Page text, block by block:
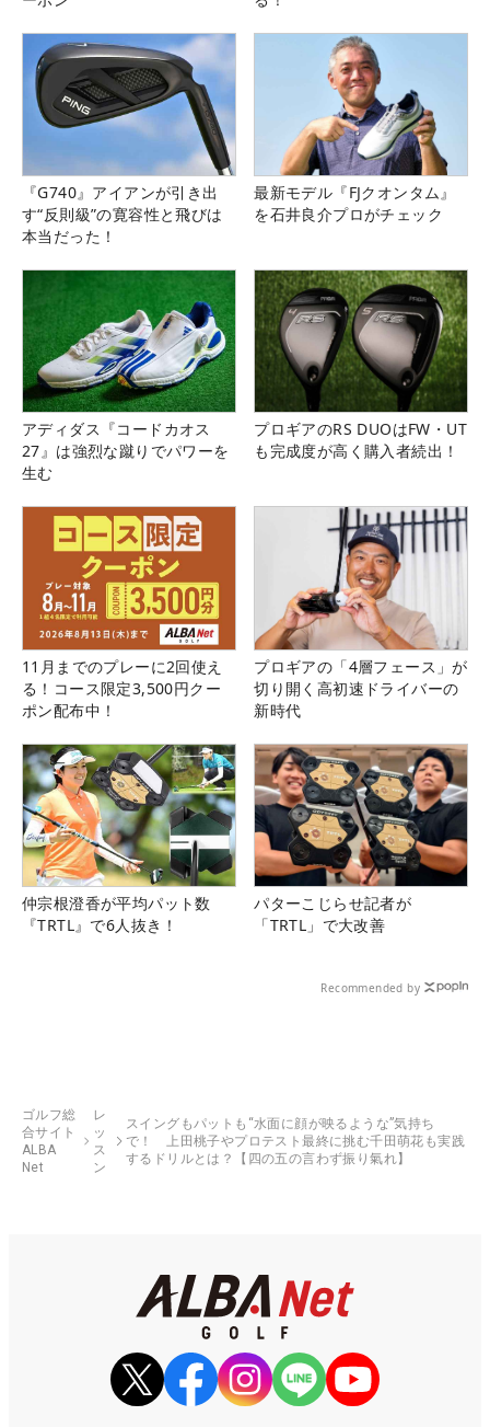
『G740』アイアンが引き出
す“反則級”の寛容性と飛びは
本当だった！
最新モデル『FJクオンタム』
を石井良介プロがチェック
アディダス『コードカオス
27』は強烈な蹴りでパワーを
生む
プロギアのRS DUOはFW・UT
も完成度が高く購入者続出！
11月までのプレーに2回使え
る！コース限定3,500円クー
ポン配布中！
プロギアの「4層フェース」が
切り開く高初速ドライバーの
新時代
仲宗根澄香が平均パット数
『TRTL』で6人抜き！
パターこじらせ記者が
「TRTL」で大改善
Recommended by
ゴルフ総
合サイト
ALBA
Net
レ
ッ
ス
ン
スイングもパットも“水面に顔が映るような”気持ち
で！ 上田桃子やプロテスト最終に挑む千田萌花も実践
するドリルとは？【四の五の言わず振り氣れ】